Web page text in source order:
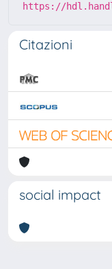
https://
Citazioni
social impact